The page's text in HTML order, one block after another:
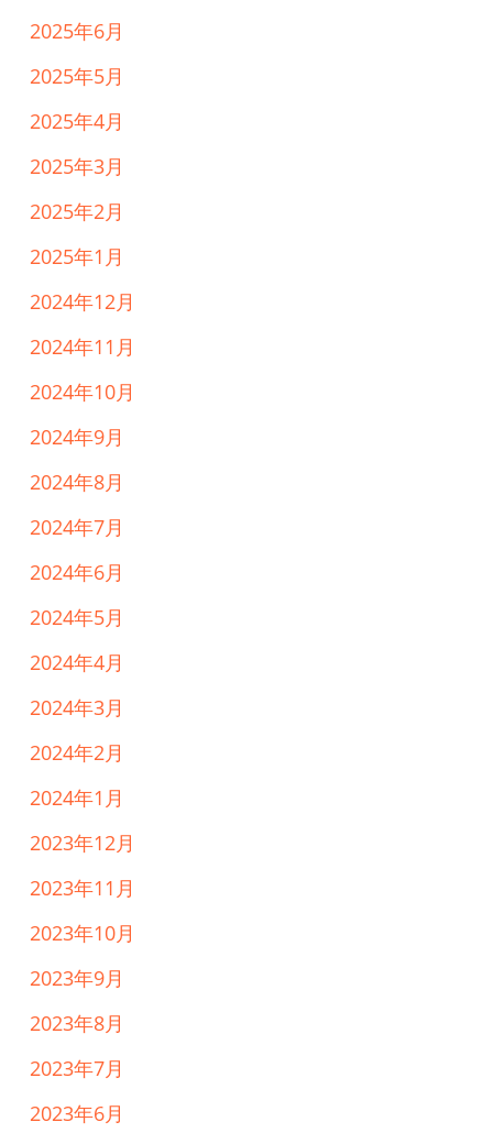
2025年6月
2025年5月
2025年4月
2025年3月
2025年2月
2025年1月
2024年12月
2024年11月
2024年10月
2024年9月
2024年8月
2024年7月
2024年6月
2024年5月
2024年4月
2024年3月
2024年2月
2024年1月
2023年12月
2023年11月
2023年10月
2023年9月
2023年8月
2023年7月
2023年6月